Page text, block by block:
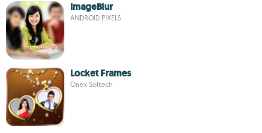
ImageBlur
ANDROID PIXELS
Locket Frames
Onex Softech